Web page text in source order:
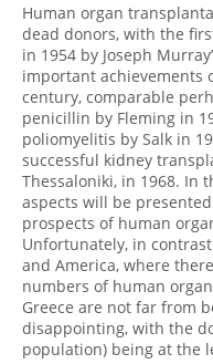
Human organ
dead donors, with the
in 1954 by Joseph
important achievements
century, comparable
penicillin by Fleming in
poliomyelitis by Salk in
successful kidney
Thessaloniki, in 1968. In
aspects will be
prospects of human
Unfortunately, in
and America, where
numbers of human
Greece are not far from
disappointing, with the
population) being at the